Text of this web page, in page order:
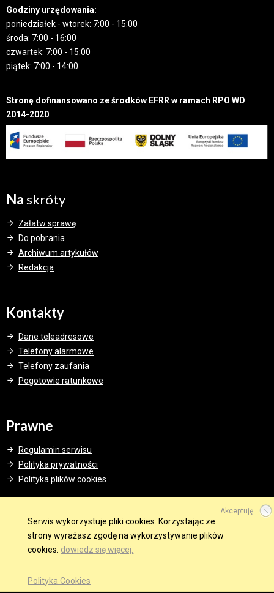
Godziny urzędowania:
poniedziałek - wtorek: 7:00 - 15:00
środa: 7:00 - 16:00
czwartek: 7:00 - 15:00
piątek: 7:00 - 14:00
Stronę dofinansowano ze środków EFRR w ramach RPO WD
2014-2020
Naskróty
Załatw sprawę
Do pobrania
Archiwum artykułów
Redakcja
Kontakty
Dane teleadresowe
Telefony alarmowe
Telefony zaufania
Pogotowie ratunkowe
Prawne
Regulamin serwisu
Polityka prywatności
Polityka plików cookies
© 2015 Wszelkie prawa zastrzeżone.
WINDWEB - Strony Internetowe
Akceptuję
Serwis wykorzystuje pliki cookies. Korzystając ze
strony wyrażasz zgodę na wykorzystywanie plików
cookies. dowiedz się więcej.
Polityka Cookies